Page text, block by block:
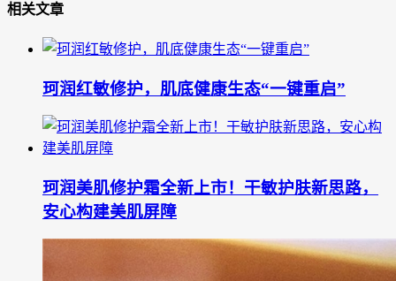
相关文章
珂润红敏修护，肌底健康生态“一键重启”
珂润美肌修护霜全新上市！干敏护肤新思路，
安心构建美肌屏障